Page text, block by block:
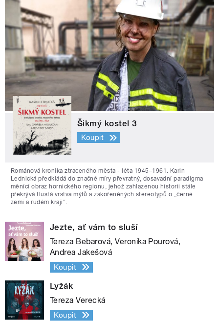
Šikmý kostel 3
Koupit
Románová kronika ztraceného města - léta 1945–1961. Karin
Lednická předkládá do značné míry převratný, dosavadní paradigma
měnící obraz hornického regionu, jehož zahlazenou historii stále
překrývá tlustá vrstva mýtů a zakořeněných stereotypů o „černé
zemi a rudém kraji“.
Jezte, ať vám to sluší
Tereza Bebarová, Veronika Pourová,
Andrea Jakešová
Koupit
Lyžák
Tereza Verecká
Koupit